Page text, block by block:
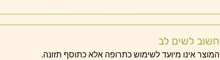
חשוב לשים לב
המוצר אינו מיועד לשימוש כתרופה אלא כתוסף תזונה.